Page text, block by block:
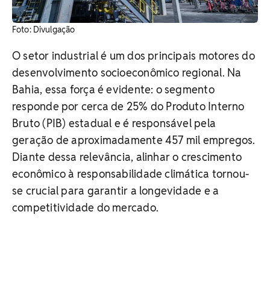
Foto: Divulgação
O setor industrial é um dos principais motores do
desenvolvimento socioeconômico regional. Na
Bahia, essa força é evidente: o segmento
responde por cerca de 25% do Produto Interno
Bruto (PIB) estadual e é responsável pela
geração de aproximadamente 457 mil empregos.
Diante dessa relevância, alinhar o crescimento
econômico à responsabilidade climática tornou-
se crucial para garantir a longevidade e a
competitividade do mercado.